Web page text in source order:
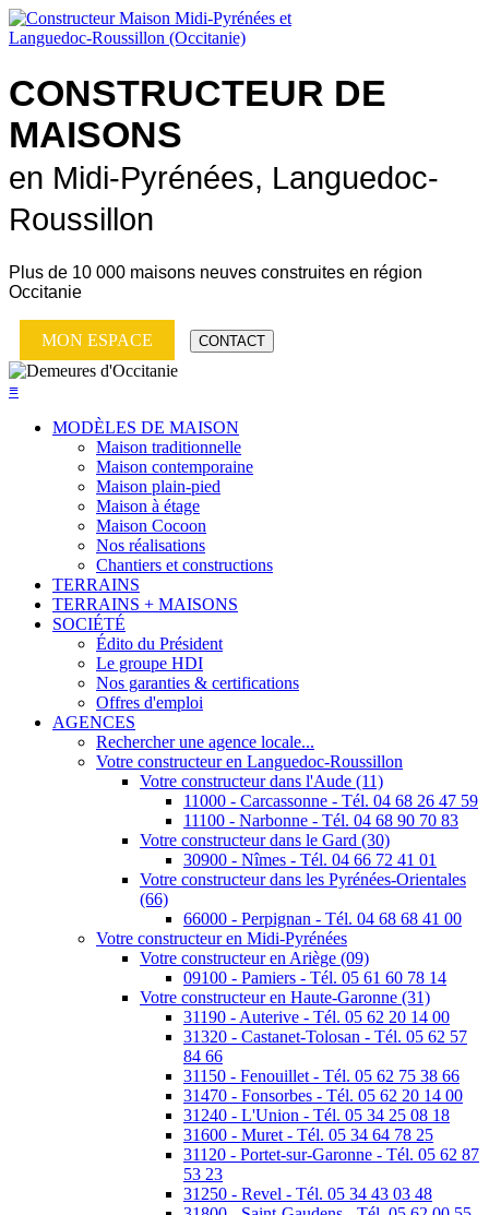
CONSTRUCTEUR DE
MAISONS
en Midi-Pyrénées, Languedoc-
Roussillon
Plus de 10 000 maisons neuves construites en région
Occitanie
MON ESPACE CONTACT
≡
MODÈLES DE MAISON
Maison traditionnelle
Maison contemporaine
Maison plain-pied
Maison à étage
Maison Cocoon
Nos réalisations
Chantiers et constructions
TERRAINS
TERRAINS + MAISONS
SOCIÉTÉ
Édito du Président
Le groupe HDI
Nos garanties & certifications
Offres d'emploi
AGENCES
Rechercher une agence locale...
Votre constructeur en Languedoc-Roussillon
Votre constructeur dans l'Aude (11)
11000 - Carcassonne - Tél. 04 68 26 47 59
11100 - Narbonne - Tél. 04 68 90 70 83
Votre constructeur dans le Gard (30)
30900 - Nîmes - Tél. 04 66 72 41 01
Votre constructeur dans les Pyrénées-Orientales
(66)
66000 - Perpignan - Tél. 04 68 68 41 00
Votre constructeur en Midi-Pyrénées
Votre constructeur en Ariège (09)
09100 - Pamiers - Tél. 05 61 60 78 14
Votre constructeur en Haute-Garonne (31)
31190 - Auterive - Tél. 05 62 20 14 00
31320 - Castanet-Tolosan - Tél. 05 62 57
84 66
31150 - Fenouillet - Tél. 05 62 75 38 66
31470 - Fonsorbes - Tél. 05 62 20 14 00
31240 - L'Union - Tél. 05 34 25 08 18
31600 - Muret - Tél. 05 34 64 78 25
31120 - Portet-sur-Garonne - Tél. 05 62 87
53 23
31250 - Revel - Tél. 05 34 43 03 48